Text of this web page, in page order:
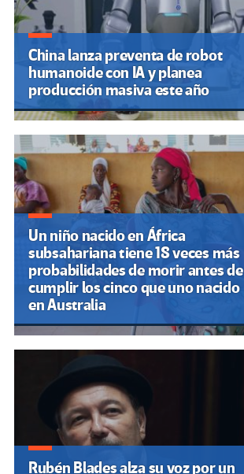
China lanza preventa de robot
humanoide con IA y planea
producción masiva este año
Un niño nacido en África
subsahariana tiene 18 veces más
probabilidades de morir antes de
cumplir los cinco que uno nacido
en Australia
Rubén Blades alza su voz por un